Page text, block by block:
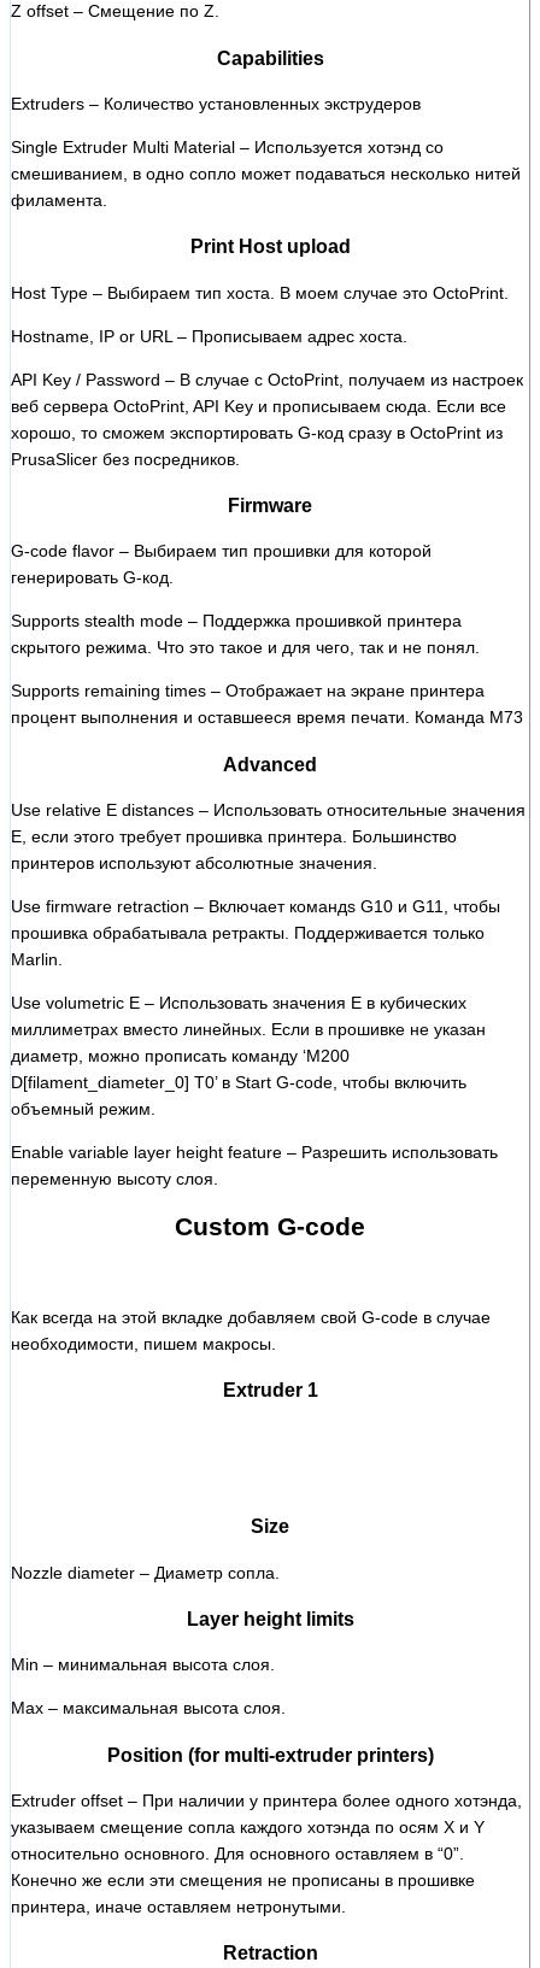
Z offset – Смещение по Z.
Capabilities
Extruders – Количество установленных экструдеров
Single Extruder Multi Material – Используется хотэнд со
смешиванием, в одно сопло может подаваться несколько нитей
филамента.
Print Host upload
Host Type – Выбираем тип хоста. В моем случае это OctoPrint.
Hostname, IP or URL – Прописываем адрес хоста.
API Key / Password – В случае с OctoPrint, получаем из настроек
веб сервера OctoPrint, API Key и прописываем сюда. Если все
хорошо, то сможем экспортировать G-код сразу в OctoPrint из
PrusaSlicer без посредников.
Firmware
G-code flavor – Выбираем тип прошивки для которой
генерировать G-код.
Supports stealth mode – Поддержка прошивкой принтера
скрытого режима. Что это такое и для чего, так и не понял.
Supports remaining times – Отображает на экране принтера
процент выполнения и оставшееся время печати. Команда М73
Advanced
Use relative E distances – Использовать относительные значения
E, если этого требует прошивка принтера. Большинство
принтеров используют абсолютные значения.
Use firmware retraction – Включает командs G10 и G11, чтобы
прошивка обрабатывала ретракты. Поддерживается только
Marlin.
Use volumetric E – Использовать значения E в кубических
миллиметрах вместо линейных. Если в прошивке не указан
диаметр, можно прописать команду ‘M200
D[filament_diameter_0] T0’ в Start G-code, чтобы включить
объемный режим.
Enable variable layer height feature – Разрешить использовать
переменную высоту слоя.
Custom G-code
Как всегда на этой вкладке добавляем свой G-code в случае
необходимости, пишем макросы.
Extruder 1
Size
Nozzle diameter – Диаметр сопла.
Layer height limits
Min – минимальная высота слоя.
Max – максимальная высота слоя.
Position (for multi-extruder printers)
Extruder offset – При наличии у принтера более одного хотэнда,
указываем смещение сопла каждого хотэнда по осям X и Y
относительно основного. Для основного оставляем в “0”.
Конечно же если эти смещения не прописаны в прошивке
принтера, иначе оставляем нетронутыми.
Retraction